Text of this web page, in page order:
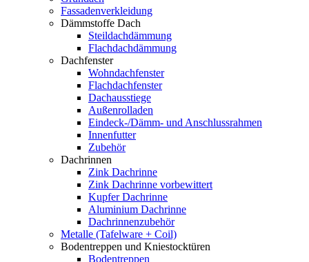
Fassadenverkleidung
Dämmstoffe Dach
Steildachdämmung
Flachdachdämmung
Dachfenster
Wohndachfenster
Flachdachfenster
Dachausstiege
Außenrolladen
Eindeck-/Dämm- und Anschlussrahmen
Innenfutter
Zubehör
Dachrinnen
Zink Dachrinne
Zink Dachrinne vorbewittert
Kupfer Dachrinne
Aluminium Dachrinne
Dachrinnenzubehör
Metalle (Tafelware + Coil)
Bodentreppen und Kniestocktüren
Bodentreppen